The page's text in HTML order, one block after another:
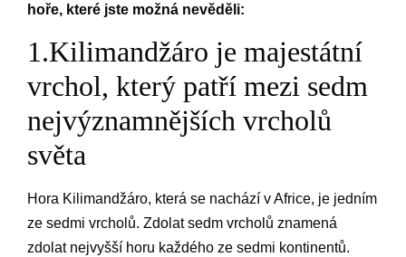
hoře, které jste možná nevěděli:
1.Kilimandžáro je majestátní
vrchol, který patří mezi sedm
nejvýznamnějších vrcholů
světa
Hora Kilimandžáro, která se nachází v Africe, je jedním
ze sedmi vrcholů. Zdolat sedm vrcholů znamená
zdolat nejvyšší horu každého ze sedmi kontinentů.